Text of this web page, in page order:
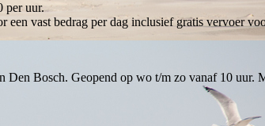
per uur.
vast bedrag per dag inclusief gratis vervoer
Den Bosch. Geopend op wo t/m zo vanaf 10 uur.